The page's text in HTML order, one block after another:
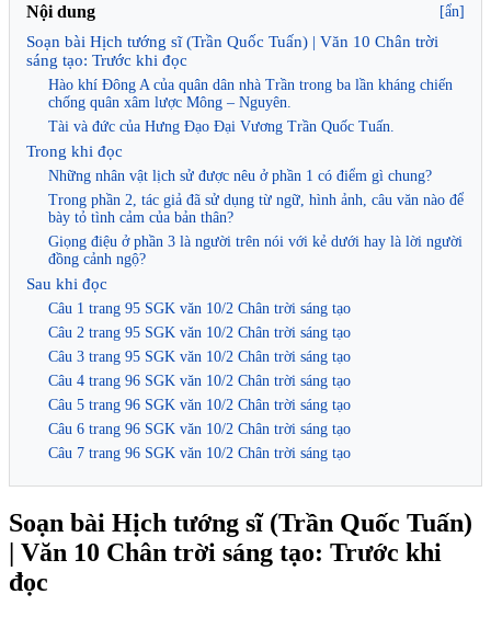
Nội dung [ẩn]
Soạn bài Hịch tướng sĩ (Trần Quốc Tuấn) | Văn 10 Chân trời
sáng tạo: Trước khi đọc
Hào khí Đông A của quân dân nhà Trần trong ba lần kháng chiến
chống quân xâm lược Mông – Nguyên.
Tài và đức của Hưng Đạo Đại Vương Trần Quốc Tuấn.
Trong khi đọc
Những nhân vật lịch sử được nêu ở phần 1 có điểm gì chung?
Trong phần 2, tác giả đã sử dụng từ ngữ, hình ảnh, câu văn nào để
bày tỏ tình cảm của bản thân?
Giọng điệu ở phần 3 là người trên nói với kẻ dưới hay là lời người
đồng cảnh ngộ?
Sau khi đọc
Câu 1 trang 95 SGK văn 10/2 Chân trời sáng tạo
Câu 2 trang 95 SGK văn 10/2 Chân trời sáng tạo
Câu 3 trang 95 SGK văn 10/2 Chân trời sáng tạo
Câu 4 trang 96 SGK văn 10/2 Chân trời sáng tạo
Câu 5 trang 96 SGK văn 10/2 Chân trời sáng tạo
Câu 6 trang 96 SGK văn 10/2 Chân trời sáng tạo
Câu 7 trang 96 SGK văn 10/2 Chân trời sáng tạo
Soạn bài Hịch tướng sĩ (Trần Quốc Tuấn)
| Văn 10 Chân trời sáng tạo: Trước khi
đọc